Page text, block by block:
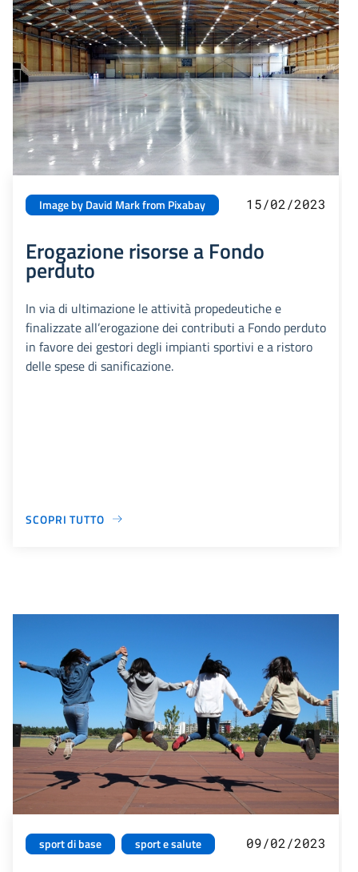
Image by David Mark from Pixabay 15/02/2023
Erogazione risorse a Fondo
perduto
In via di ultimazione le attività propedeutiche e
finalizzate all’erogazione dei contributi a Fondo perduto
in favore dei gestori degli impianti sportivi e a ristoro
delle spese di sanificazione.
SCOPRI TUTTO
sport di base sport e salute 09/02/2023